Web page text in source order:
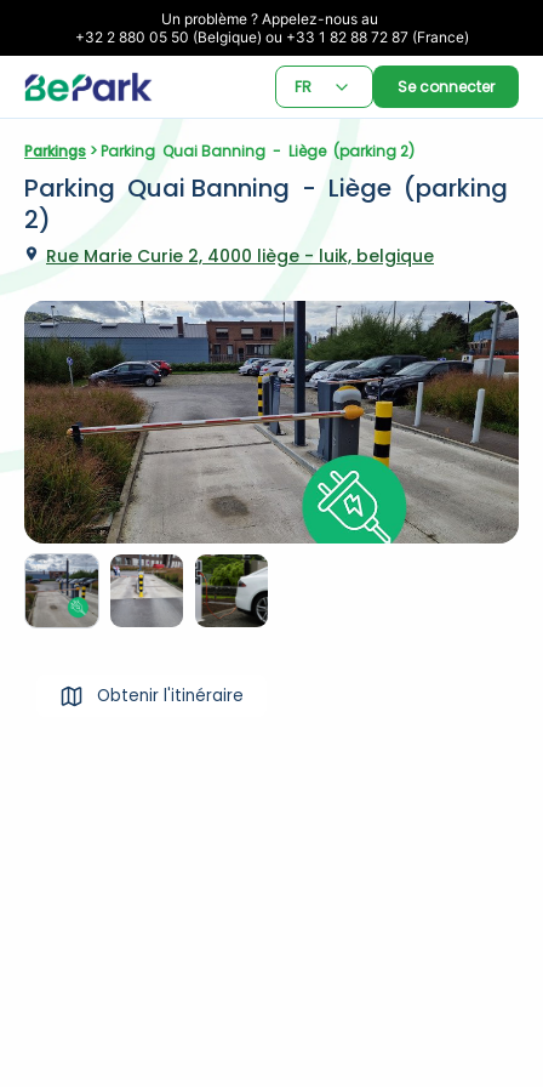
Un problème ? Appelez-nous au
+32 2 880 05 50 (Belgique) ou +33 1 82 88 72 87 (France)
FR Se connecter
Parkings > Parking  Quai Banning  -  Liège  (parking 2)
Parking  Quai Banning  -  Liège  (parking
2)
Rue Marie Curie 2, 4000 liège - luik, belgique
Obtenir l'itinéraire